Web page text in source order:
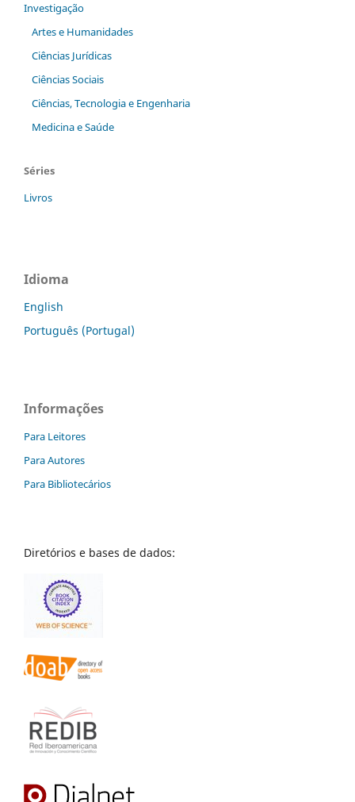
Investigação
Artes e Humanidades
Ciências Jurídicas
Ciências Sociais
Ciências, Tecnologia e Engenharia
Medicina e Saúde
Séries
Livros
Idioma
English
Português (Portugal)
Informações
Para Leitores
Para Autores
Para Bibliotecários
Diretórios e bases de dados: